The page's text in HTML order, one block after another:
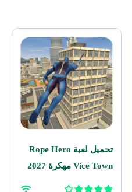
تحميل لعبة Rope Hero
Vice Town مهكرة 2027